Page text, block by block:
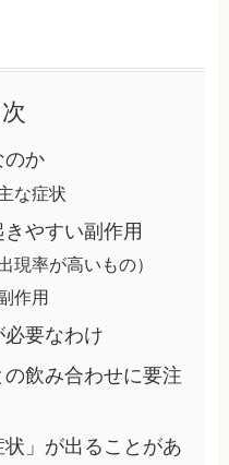
のか
な症状
やすい副作用
現率が高いもの）
作用
要なわけ
飲み合わせに要注
」が出ることがあ